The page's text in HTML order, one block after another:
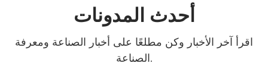
أحدث المدونات
اقرأ آخر الأخبار وكن مطلعًا على أخبار الصناعة ومعرفة
الصناعة.